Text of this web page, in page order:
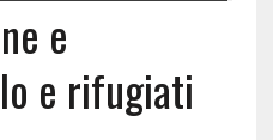
e
e rifugiati